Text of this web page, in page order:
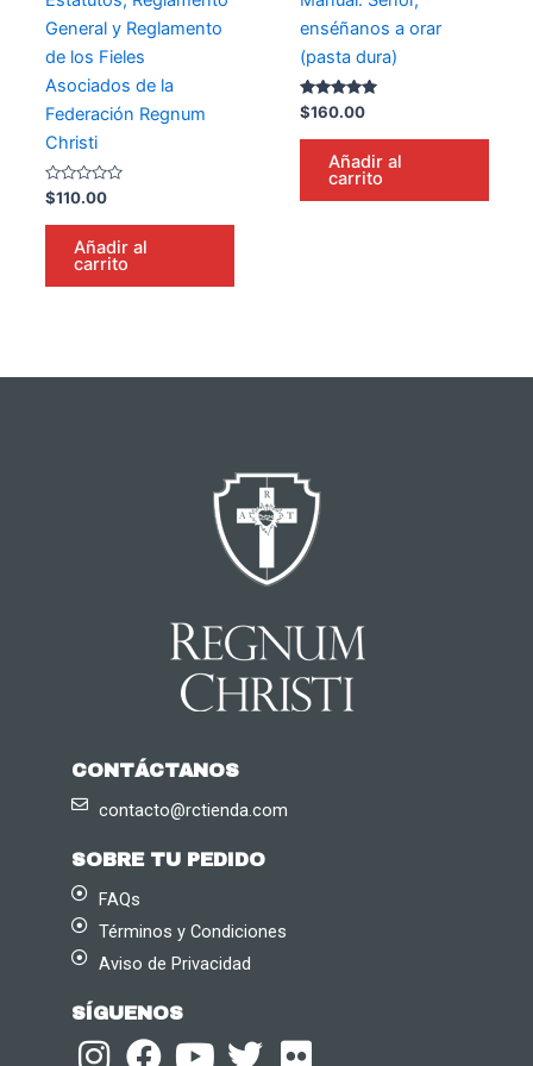
General y Reglamento
de los Fieles
Asociados de la
Federación Regnum
Christi
Valorado
en
0
$110.00
Añadir al
carrito
enséñanos a orar
(pasta dura)
Valorado en
5.00
de 5
$160.00
Añadir al
carrito
CONTÁCTANOS
contacto@rctienda.com
SOBRE TU PEDIDO
FAQs
Términos y Condiciones
Aviso de Privacidad
SÍGUENOS